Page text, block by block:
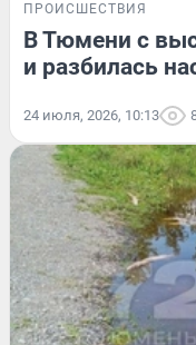
ПРОИСШЕСТВИЯ
В Тюмени с
и разбилась
24 июля, 2026, 10:13